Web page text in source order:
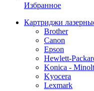
Избранное
Картриджи
Brother
Canon
Epson
Hewlett-
Konica -
Kyocera
Lexmark